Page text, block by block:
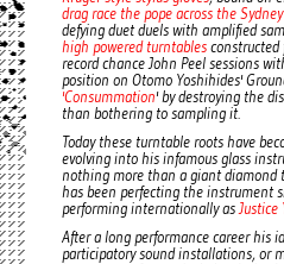
drag race the pope across the
defying duet duels with amplified
high powered turntablesconstructed
record chance John Peel sessions
position on Otomo Yoshihides'
'Consummation' by destroying the
than bothering to sampling it.
Today these turntable roots have
evolving into his infamous glass
nothing more than a giant diamond
has been perfecting the instrument
performing internationally asJustice
After a long performance career his
participatory sound installations, or